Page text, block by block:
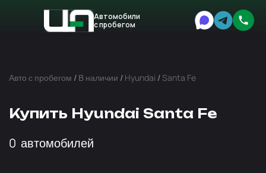
Автомобили
с пробегом
Авто с пробегом / В наличии / Hyundai /Santa Fe
Купить Hyundai Santa Fe
0 автомобилей